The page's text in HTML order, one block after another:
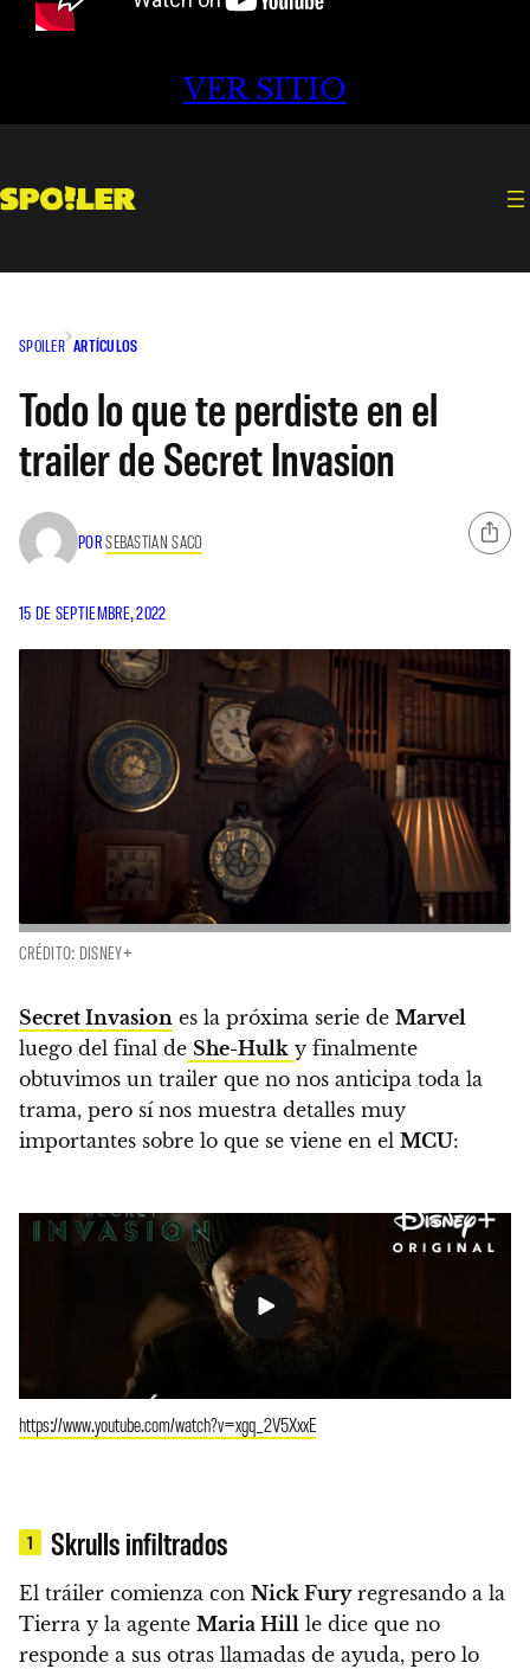
VER SITIO
SPOILER ARTÍCULOS
Todo lo que te perdiste en el
trailer de Secret Invasion
PORSEBASTIAN SACO
15 DE SEPTIEMBRE, 2022
CRÉDITO: DISNEY+
Secret Invasion es la próxima serie de Marvel
luego del final de She-Hulk y finalmente
obtuvimos un trailer que no nos anticipa toda la
trama, pero sí nos muestra detalles muy
importantes sobre lo que se viene en el MCU:
https://www.youtube.com/watch?v=xgq_2V5XxxE
1 Skrulls infiltrados
El tráiler comienza con Nick Furyregresando a la
Tierra y la agente Maria Hill le dice que no
responde a sus otras llamadas de ayuda, pero lo